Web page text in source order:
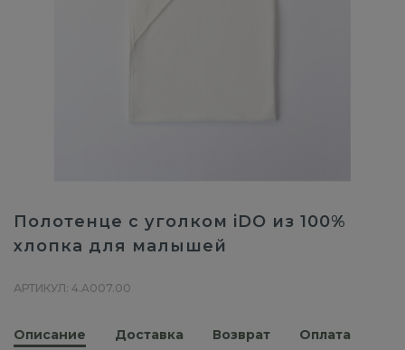
Полотенце с уголком iDO из 100%
хлопка для малышей
АРТИКУЛ: 4.A007.00
Описание Доставка Возврат Оплата